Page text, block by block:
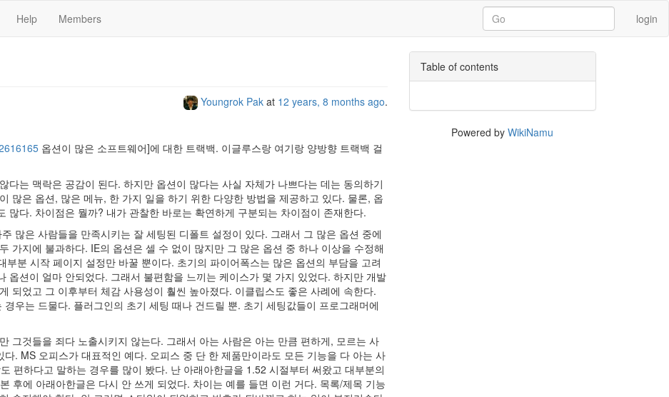
Help Members login
Youngrok Pak at 12 years, 8 months ago.
옵션이 많은 소프트웨어]에 대한 트랙백. 이글루스랑 여기랑 양방향 트랙백 걸
다는 맥락은 공감이 된다. 하지만 옵션이 많다는 사실 자체가 나쁘다는 데는 동의하기
많은 옵션, 많은 메뉴, 한 가지 일을 하기 위한 다양한 방법을 제공하고 있다. 물론, 옵
많다. 차이점은 뭘까? 내가 관찰한 바로는 확연하게 구분되는 차이점이 존재한다.
많은 사람들을 만족시키는 잘 세팅된 디폴트 설정이 있다. 그래서 그 많은 옵션 중에
가지에 불과하다. IE의 옵션은 셀 수 없이 많지만 그 많은 옵션 중 하나 이상을 수정해
분 시작 페이지 설정만 바꿀 뿐이다. 초기의 파이어폭스는 많은 옵션의 부담을 고려
옵션이 얼마 안되었다. 그래서 불편함을 느끼는 케이스가 몇 가지 있었다. 하지만 개발
되었고 그 이후부터 체감 사용성이 훨씬 높아졌다. 이클립스도 좋은 사례에 속한다.
우는 드물다. 플러그인의 초기 세팅 때나 건드릴 뿐. 초기 세팅값들이 프로그래머에
그것들을 죄다 노출시키지 않는다. 그래서 아는 사람은 아는 만큼 편하게, 모르는 사
. MS 오피스가 대표적인 예다. 오피스 중 단 한 제품만이라도 모든 기능을 다 아는 사
편하다고 말하는 경우를 많이 봤다. 난 아래아한글을 1.52 시절부터 써왔고 대부분의
후에 아래아한글은 다시 안 쓰게 되었다. 차이는 예를 들면 이런 거다. 목록/제목 기능
Table of contents
Powered byWikiNamu